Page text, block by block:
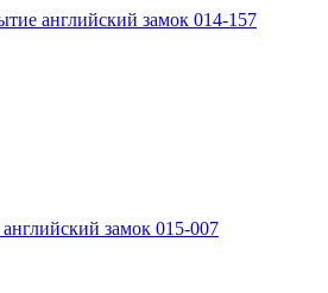
английский замок 014-157
замок 015-007